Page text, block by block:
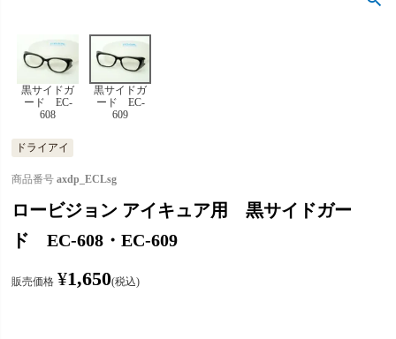
黒サイドガ
ード EC-
608
黒サイドガ
ード EC-
609
ドライアイ
商品番号 axdp_ECLsg
ロービジョン アイキュア用 黒サイドガー
ド EC-608・EC-609
販売価格 ¥1,650 税込